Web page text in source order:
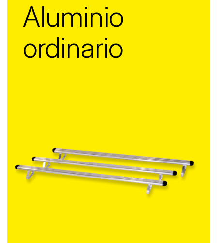
Aluminio
ordinario